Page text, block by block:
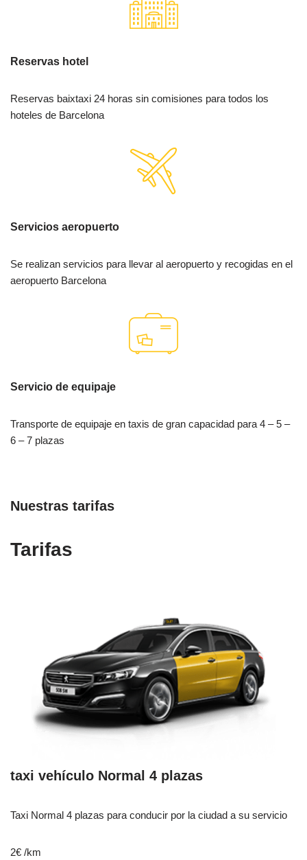
Reservas hotel
Reservas baixtaxi 24 horas sin comisiones para todos los
hoteles de Barcelona
Servicios aeropuerto
Se realizan servicios para llevar al aeropuerto y recogidas en el
aeropuerto Barcelona
Servicio de equipaje
Transporte de equipaje en taxis de gran capacidad para 4 – 5 –
6 – 7 plazas
Nuestras tarifas
Tarifas
taxi vehículo Normal 4 plazas
Taxi Normal 4 plazas para conducir por la ciudad a su servicio
2€ /km